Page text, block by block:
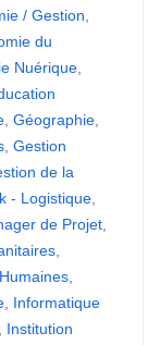
/ Gestion,
du
Nuérique,
, Géographie,
, Gestion
de la
- Logistique,
de Projet,
,
,
, Informatique
, Institution